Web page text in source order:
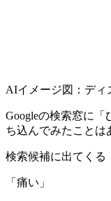
AIイメージ図：ディ
Googleの検索窓に
ち込んでみたことは
検索候補に出てくる
「痛い」